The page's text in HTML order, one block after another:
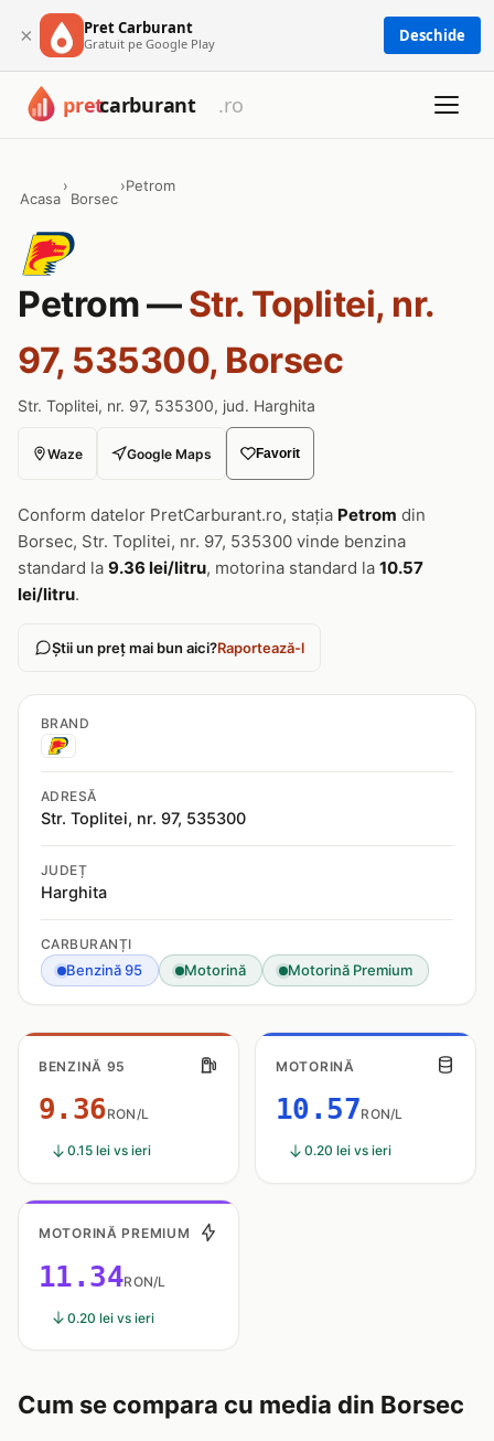
× Pret Carburant
Gratuit pe Google Play Deschide
Acasa
›
Borsec
›Petrom
Petrom —Str. Toplitei, nr.
97, 535300, Borsec
Str. Toplitei, nr. 97, 535300, jud. Harghita
Waze Google Maps Favorit
Conform datelor PretCarburant.ro, stația Petrom din
Borsec, Str. Toplitei, nr. 97, 535300 vinde benzina
standard la 9.36 lei/litru, motorina standard la 10.57
lei/litru.
Știi un preț mai bun aici?Raportează-l
BRAND
ADRESĂ
Str. Toplitei, nr. 97, 535300
JUDEȚ
Harghita
CARBURANȚI
Benzină 95 Motorină Motorină Premium
BENZINĂ 95
9.36RON/L
0.15 lei vs ieri
MOTORINĂ
10.57RON/L
0.20 lei vs ieri
MOTORINĂ PREMIUM
11.34RON/L
0.20 lei vs ieri
Cum se compara cu media din Borsec